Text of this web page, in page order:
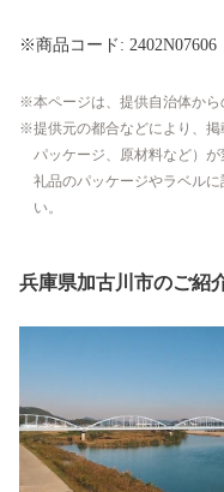
※商品コード: 2402N07606
本ページは、提供自治体から
提供元の都合などにより、掲
パッケージ、原材料など）
礼品のパッケージやラベル
い。
兵庫県加古川市のご紹